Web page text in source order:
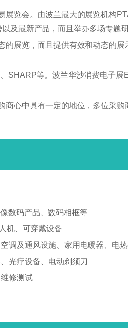
览会。由波兰最大的展览机构
及最新产品，而且举办多场专题研
展览，而且提供有效和动态的
等。波兰华沙消费电子
心中具有一定的地位，多位采
数码产品、数码相框等
机、可穿戴设备
调及通风设施、家用电暖器、电
光疗设备、电动剃须刀
修测试